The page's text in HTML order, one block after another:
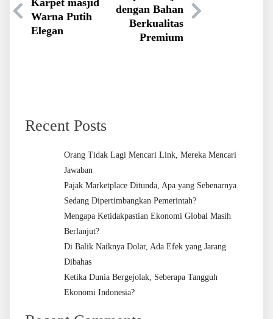
Warna Putih
Elegan
dengan Bahan
Berkualitas
Premium
Recent Posts
Orang Tidak Lagi Mencari Link, Mereka Mencari
Jawaban
Pajak Marketplace Ditunda, Apa yang Sebenarnya
Sedang Dipertimbangkan Pemerintah?
Mengapa Ketidakpastian Ekonomi Global Masih
Berlanjut?
Di Balik Naiknya Dolar, Ada Efek yang Jarang
Dibahas
Ketika Dunia Bergejolak, Seberapa Tangguh
Ekonomi Indonesia?